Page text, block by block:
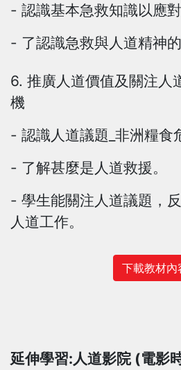
- 認識基本急救知識以應對
- 了認識急救與人道精神的
6. 推廣人道價值及關注人
機
- 認識人道議題_非洲糧食
- 了解甚麼是人道救援。
- 學生能關注人道議題，
人道工作。
下載教材內
延伸學習:人道影院 (電影